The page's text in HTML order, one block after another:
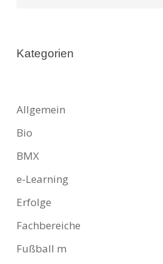
Kategorien
Allgemein
Bio
BMX
e-Learning
Erfolge
Fachbereiche
Fußball m